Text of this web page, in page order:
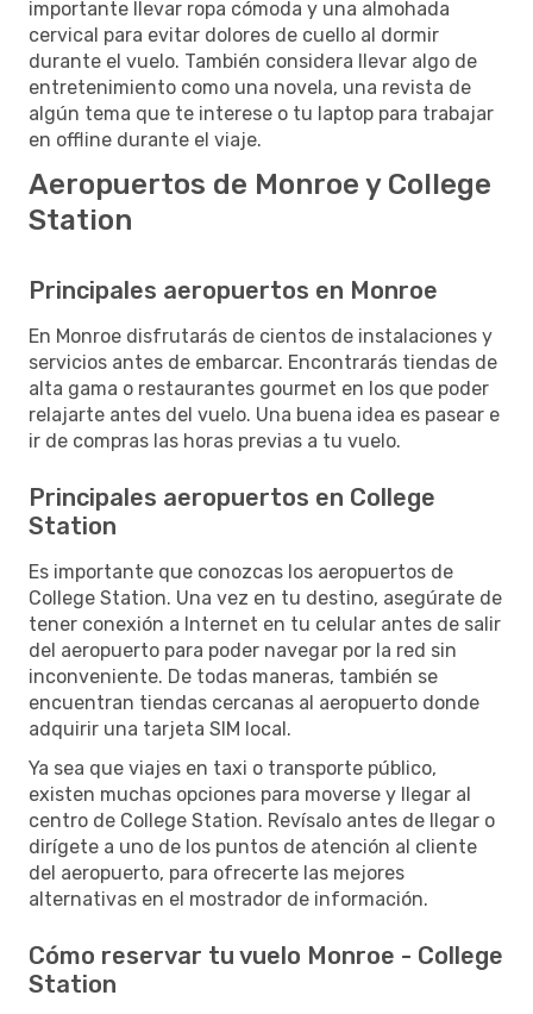
importante llevar ropa cómoda y una almohada
cervical para evitar dolores de cuello al dormir
durante el vuelo. También considera llevar algo de
entretenimiento como una novela, una revista de
algún tema que te interese o tu laptop para trabajar
en offline durante el viaje.
Aeropuertos de Monroe y College
Station
Principales aeropuertos en Monroe
En Monroe disfrutarás de cientos de instalaciones y
servicios antes de embarcar. Encontrarás tiendas de
alta gama o restaurantes gourmet en los que poder
relajarte antes del vuelo. Una buena idea es pasear e
ir de compras las horas previas a tu vuelo.
Principales aeropuertos en College
Station
Es importante que conozcas los aeropuertos de
College Station. Una vez en tu destino, asegúrate de
tener conexión a Internet en tu celular antes de salir
del aeropuerto para poder navegar por la red sin
inconveniente. De todas maneras, también se
encuentran tiendas cercanas al aeropuerto donde
adquirir una tarjeta SIM local.
Ya sea que viajes en taxi o transporte público,
existen muchas opciones para moverse y llegar al
centro de College Station. Revísalo antes de llegar o
dirígete a uno de los puntos de atención al cliente
del aeropuerto, para ofrecerte las mejores
alternativas en el mostrador de información.
Cómo reservar tu vuelo Monroe - College
Station